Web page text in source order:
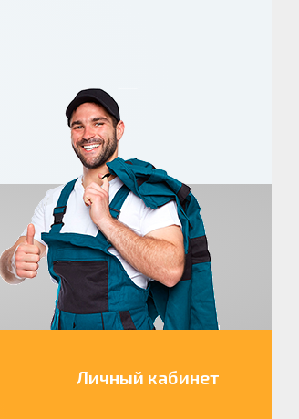
Личный кабинет